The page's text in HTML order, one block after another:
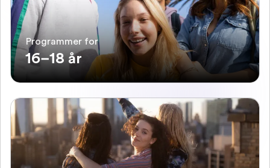
Programmer for
16–18 år